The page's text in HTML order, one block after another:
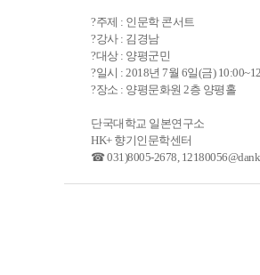
?주제 : 인문학 콘서트
?강사 : 김경남
?대상 : 양평군민
?일시 : 2018년 7월 6일(금)
?장소 : 양평문화원 2층 양평홀
단국대학교 일본연구소
HK+ 향기인문학센터
☎ 031)8005-2678,